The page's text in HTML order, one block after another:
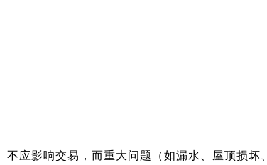
应影响交易，而重大问题（如漏水、屋顶损坏、